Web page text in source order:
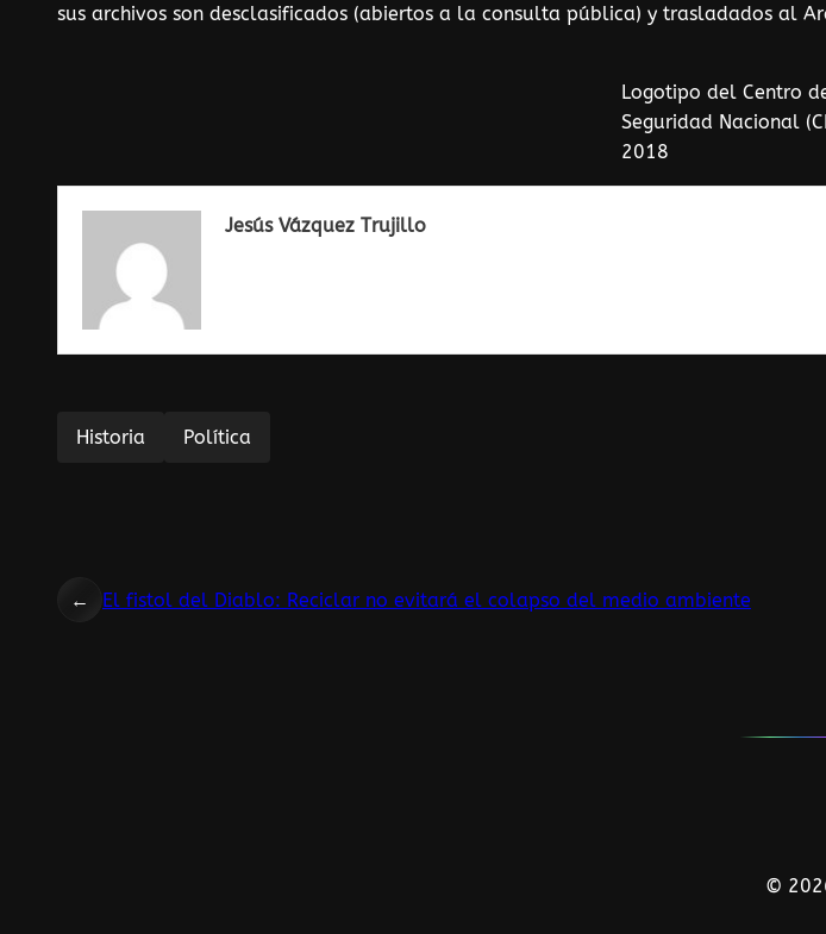
sus archivos son desclasificados (abiertos a la consulta pública) y trasladados al
Logotipo del Centro
Seguridad Nacional
2018
Jesús Vázquez Trujillo
Historia Política
← El fistol del Diablo: Reciclar no evitará el colapso del medio ambiente
©